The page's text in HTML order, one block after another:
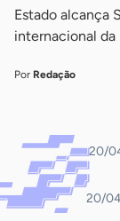
Estado alcança
internacional da
Por Redação
20/
20/